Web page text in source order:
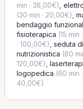
min · 38,00€)
(30 min · 20,00€)
bendaggio
fisioterapica (15 min
· 100,00€) seduta
nutrizionistica (60
120,00€)
logopedica (60 min
40,00€)